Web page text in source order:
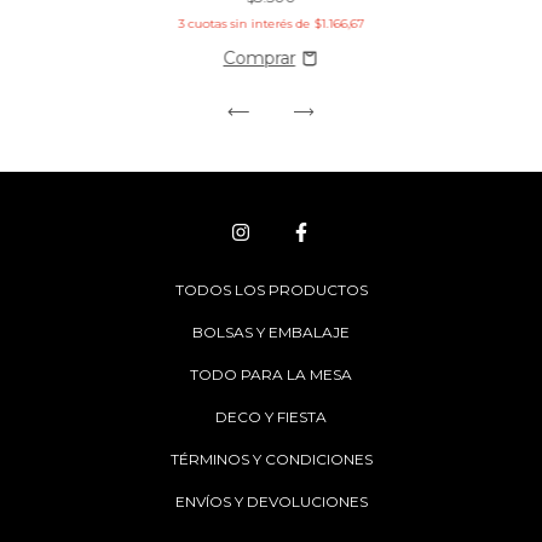
3 cuotas sin interés de $1.166,67
TODOS LOS PRODUCTOS
BOLSAS Y EMBALAJE
TODO PARA LA MESA
DECO Y FIESTA
TÉRMINOS Y CONDICIONES
ENVÍOS Y DEVOLUCIONES